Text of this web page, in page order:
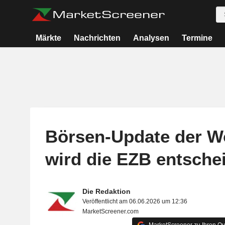
Märkte Nachrichten Analysen Termine
Börsen-Update der
wird die EZB
Die Redaktion
Veröffentlicht am 06.06.2026 um 12:36
MarketScreener.com